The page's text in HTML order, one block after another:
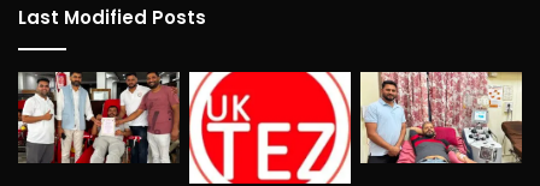
Last Modified Posts